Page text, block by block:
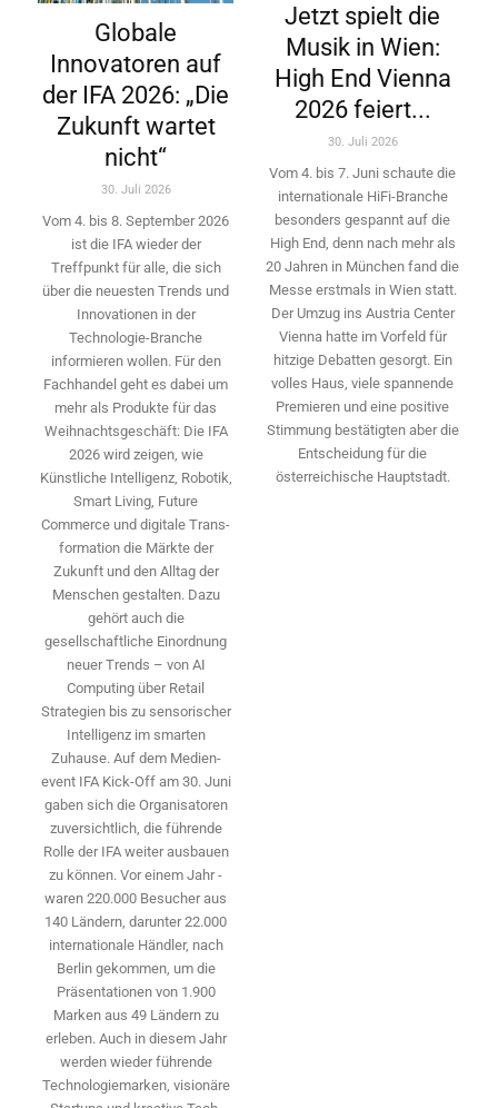
Globale
Innovatoren auf
der IFA 2026: „Die
Zukunft wartet
nicht“
30. Juli 2026
Vom 4. bis 8. September 2026
ist die IFA wieder der
Treffpunkt für alle, die sich
über die neuesten Trends und
Innovationen in der
Technologie-­Branche
informieren wollen. Für den
Fachhandel geht es dabei um
mehr als Produkte für das
Weihnachtsgeschäft: Die IFA
2026 wird ­zeigen, wie
Künstliche Intelligenz, Robotik,
Smart Living, Future
Commerce und digitale Trans­
formation die Märkte der
Zukunft und den Alltag der
Menschen gestalten. Dazu
gehört auch die
gesellschaftliche Einordnung
neuer Trends – von AI
Computing über Retail
Strategien bis zu sensorischer
Intelligenz im smarten
Zuhause. Auf dem Medien­
event IFA Kick-Off am 30. Juni
gaben sich die Organisatoren
zuversichtlich, die führende
Rolle der IFA weiter ausbauen
zu können. Vor einem Jahr ­
waren 220.000 Besucher aus
140 ­Ländern, ­darunter 22.000
internationale Händler, nach
Berlin gekommen, um die
Präsen­tationen von 1.900
Marken aus 49 Ländern zu
erleben. Auch in diesem Jahr
werden wieder führende
Technologiemarken, visionäre
Jetzt spielt die
Musik in Wien:
High End Vienna
2026 feiert...
30. Juli 2026
Vom 4. bis 7. Juni schaute die
internationale HiFi-Branche
besonders gespannt auf die
High End, denn nach mehr als
20 Jahren in München fand die
Messe erstmals in Wien statt.
Der Umzug ins Austria Center
Vienna hatte im Vorfeld für
hitzige Debatten gesorgt. Ein
volles Haus, viele spannende
Premieren und eine positive
Stimmung bestätigten aber die
Entscheidung für die
österreichische Hauptstadt.